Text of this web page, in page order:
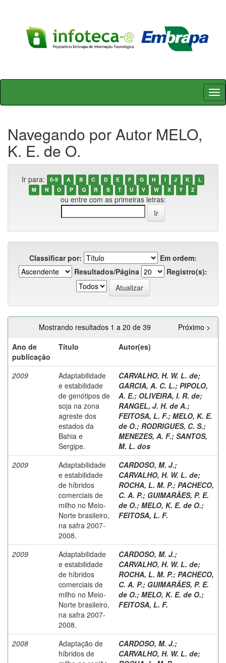
Skip
Navegando por Autor MELO,
K. E. de O.
Ir para: 0-9 A B C D E F G H I J K
L
M
N O P Q R S T U V W X Y Z
ou entre com as primeiras letras:
Classificar por:
Em ordem:
Resultados/Página
Registro(s):
Mostrando resultados 1 a 20 de 39
Próximo >
Ano de
publicação
Título Autor(es)
2009
Adaptabilidade
e estabilidade
de genótipos de
soja na zona
agreste dos
estados da
Bahia e
Sergipe.
CARVALHO, H. W. L. de;
GARCIA, A. C. L.; PIPOLO,
A. E.; OLIVEIRA, I. R. de;
RANGEL, J. H. de A.;
FEITOSA, L. F.; MELO, K. E.
de O.; RODRIGUES, C. S.;
MENEZES, A. F.; SANTOS,
M. L. dos
2009
Adaptabilidade
e estabilidade
de híbridos
comerciais de
milho no Meio-
Norte brasileiro,
na safra 2007-
2008.
CARDOSO, M. J.;
CARVALHO, H. W. L. de;
ROCHA, L. M. P.; PACHECO,
C. A. P.; GUIMARÃES, P. E.
de O.; MELO, K. E. de O.;
FEITOSA, L. F.
2009
Adaptabilidade
e estabilidade
de híbridos
comerciais de
milho no Meio-
Norte brasileiro,
na safra 2007-
2008.
CARDOSO, M. J.;
CARVALHO, H. W. L. de;
ROCHA, L. M. P.; PACHECO,
C. A. P.; GUIMARÃES, P. E.
de O.; MELO, K. E. de O.;
FEITOSA, L. F.
2008
Adaptação de
híbridos de
CARDOSO, M. J.;
CARVALHO, H. W. L. de;